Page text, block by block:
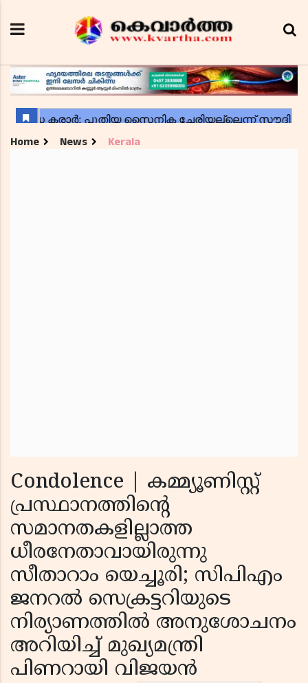
Home News Kerala
Condolence | കമ്മ്യൂണിസ്റ്റ്
പ്രസ്ഥാനത്തിന്റെ
സമാനതകളില്ലാത്ത
ധീരനേതാവായിരുന്നു
സീതാറാം യെച്ചൂരി; സിപിഎം
ജനറല്‍ സെക്രട്ടറിയുടെ
നിര്യാണത്തില്‍ അനുശോചനം
അറിയിച്ച് മുഖ്യമന്ത്രി
പിണറായി വിജയന്‍